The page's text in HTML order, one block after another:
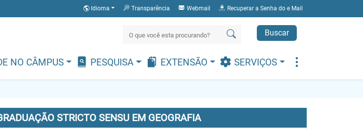
Idioma Transparência Webmail Recuperar a Senha do e Mail
Buscar
NO CÂMPUS PESQUISA EXTENSÃO SERVIÇOS
STRICTO SENSU EM GEOGRAFIA